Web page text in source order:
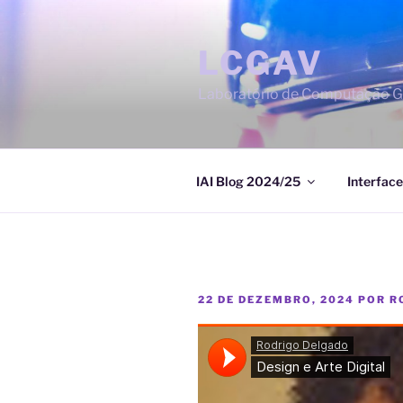
LCGAV
Laboratório de Computação
IAI Blog 2024/25
PUBLICADO
22 DE DEZEMBRO, 2024 POR